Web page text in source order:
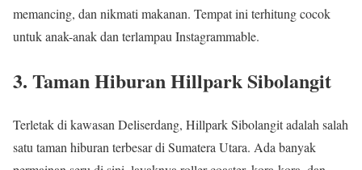
memancing, dan nikmati makanan. Tempat ini terhitung cocok
untuk anak-anak dan terlampau Instagrammable.
3. Taman Hiburan Hillpark Sibolangit
Terletak di kawasan Deliserdang, Hillpark Sibolangit adalah salah
satu taman hiburan terbesar di Sumatera Utara. Ada banyak